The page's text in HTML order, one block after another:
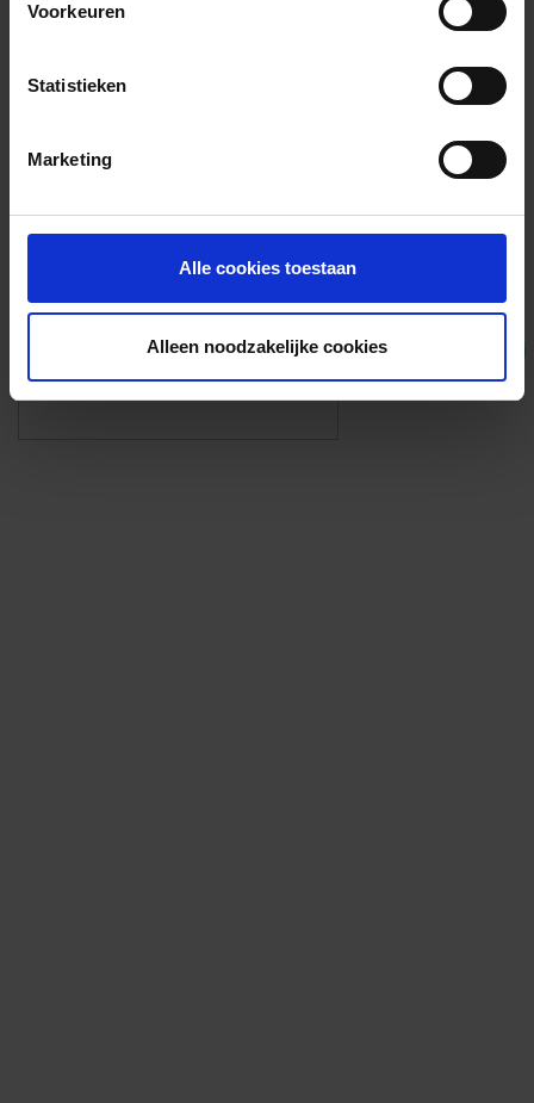
Voorkeuren
Statistieken
Marketing
Alle cookies toestaan
Alleen noodzakelijke cookies
Foto’s ({{photos.length}})
Eigen foto’s